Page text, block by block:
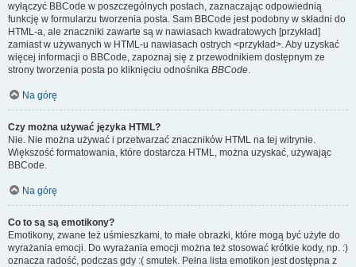
wyłączyć BBCode w poszczególnych postach, zaznaczając odpowiednią
funkcję w formularzu tworzenia posta. Sam BBCode jest podobny w składni do
HTML-a, ale znaczniki zawarte są w nawiasach kwadratowych [przykład]
zamiast w używanych w HTML-u nawiasach ostrych <przykład>. Aby uzyskać
więcej informacji o BBCode, zapoznaj się z przewodnikiem dostępnym ze
strony tworzenia posta po kliknięciu odnośnika BBCode.
Na górę
Czy można używać języka HTML?
Nie. Nie można używać i przetwarzać znaczników HTML na tej witrynie.
Większość formatowania, które dostarcza HTML, można uzyskać, używając
BBCode.
Na górę
Co to są są emotikony?
Emotikony, zwane też uśmieszkami, to małe obrazki, które mogą być użyte do
wyrażania emocji. Do wyrażania emocji można też stosować krótkie kody, np. :)
oznacza radość, podczas gdy :( smutek. Pełna lista emotikon jest dostępna z